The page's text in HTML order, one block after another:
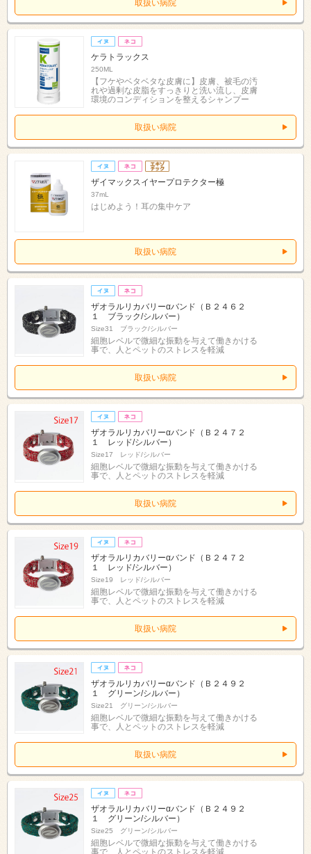
取扱い病院
ケラトラックス
250ML
【フケやベタベタな皮膚に】皮膚、被毛の汚
れや過剰な皮脂をすっきりと洗い流し、皮膚
環境のコンディションを整えるシャンプー
取扱い病院
ザイマックスイヤープロテクター極
37mL
はじめよう！耳の集中ケア
取扱い病院
ザオラルリカバリーαバンド（Ｂ２４６２
１ ブラック/シルバー）
Size31 ブラック/シルバー
細胞レベルで微細な振動を与えて働きかける
事で、人とペットのストレスを軽減
取扱い病院
ザオラルリカバリーαバンド（Ｂ２４７２
１ レッド/シルバー）
Size17 レッド/シルバー
細胞レベルで微細な振動を与えて働きかける
事で、人とペットのストレスを軽減
取扱い病院
ザオラルリカバリーαバンド（Ｂ２４７２
１ レッド/シルバー）
Size19 レッド/シルバー
細胞レベルで微細な振動を与えて働きかける
事で、人とペットのストレスを軽減
取扱い病院
ザオラルリカバリーαバンド（Ｂ２４９２
１ グリーン/シルバー）
Size21 グリーン/シルバー
細胞レベルで微細な振動を与えて働きかける
事で、人とペットのストレスを軽減
取扱い病院
ザオラルリカバリーαバンド（Ｂ２４９２
１ グリーン/シルバー）
Size25 グリーン/シルバー
細胞レベルで微細な振動を与えて働きかける